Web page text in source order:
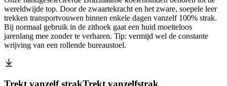
wereldwijde top. Door de zwaartekracht en het zware, soepele leer
trekken transportvouwen binnen enkele dagen vanzelf 100% strak.
Bij normaal gebruik in de zithoek gaat een huid moeiteloos
jarenlang mee zonder te verharen. Tip: vermijd wel de constante
wrijving van een rollende bureaustoel.